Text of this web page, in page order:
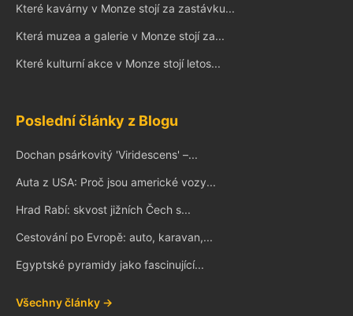
Které kavárny v Monze stojí za zastávku...
Která muzea a galerie v Monze stojí za...
Které kulturní akce v Monze stojí letos...
Poslední články z Blogu
Dochan psárkovitý 'Viridescens' –...
Auta z USA: Proč jsou americké vozy...
Hrad Rabí: skvost jižních Čech s...
Cestování po Evropě: auto, karavan,...
Egyptské pyramidy jako fascinující...
Všechny články →